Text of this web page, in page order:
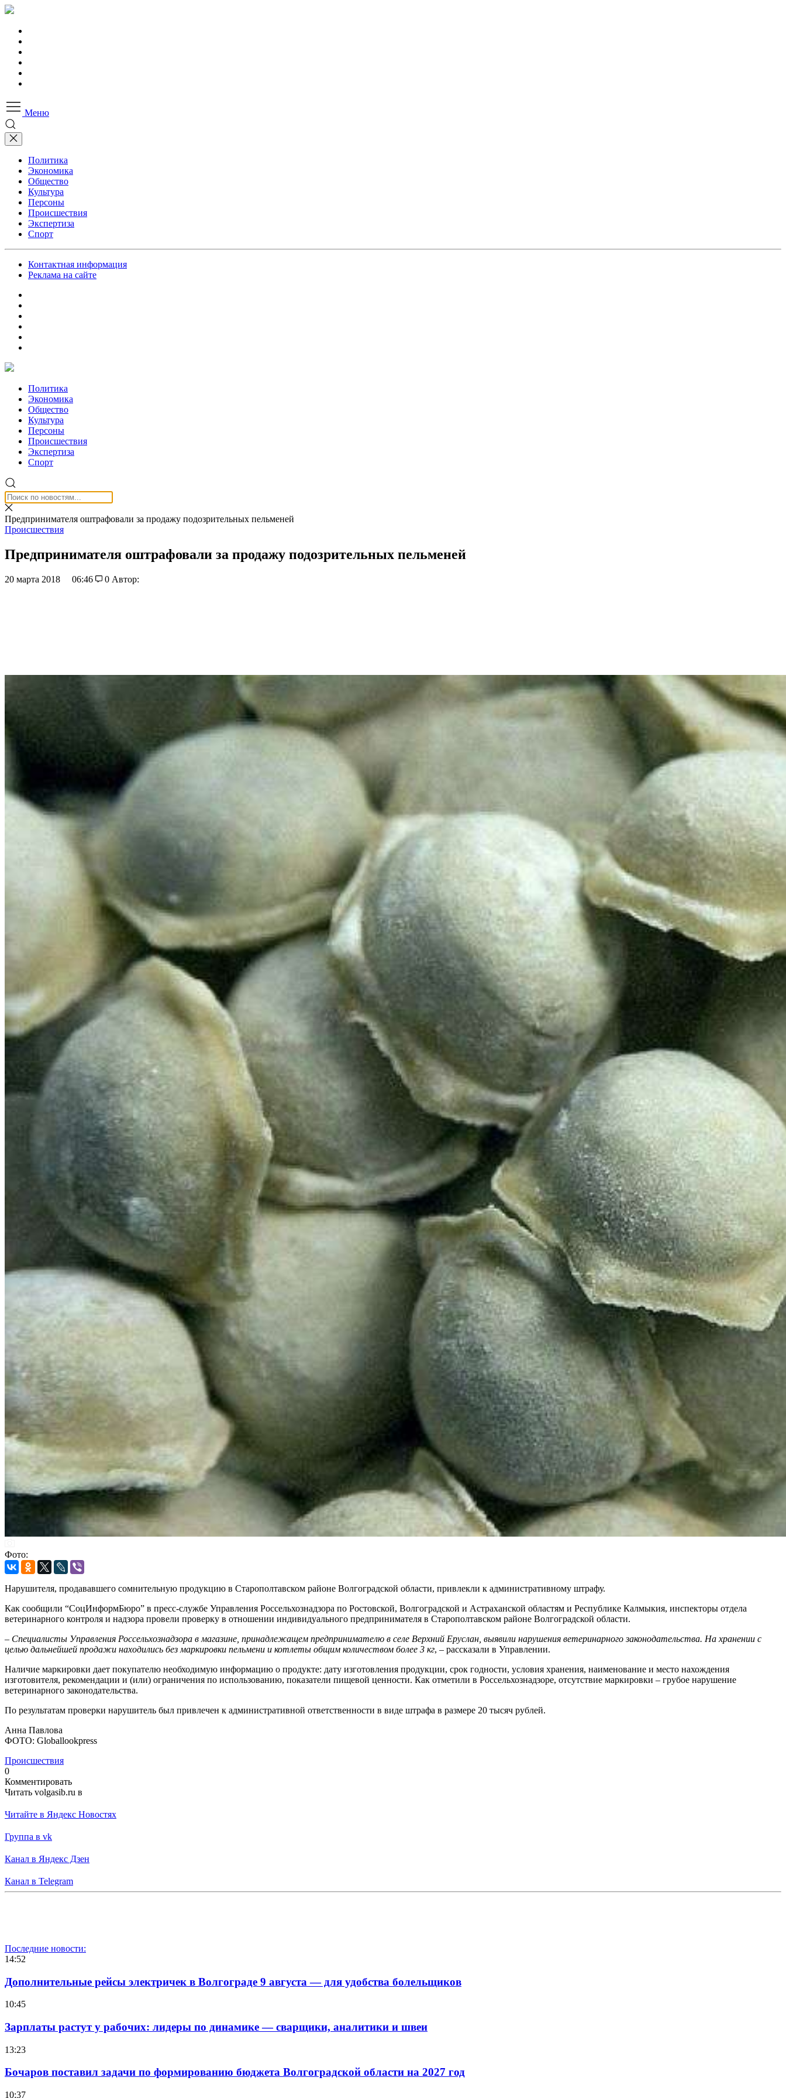
Меню
Политика
Экономика
Общество
Культура
Персоны
Происшествия
Экспертиза
Спорт
Контактная информация
Реклама на сайте
Политика
Экономика
Общество
Культура
Персоны
Происшествия
Экспертиза
Спорт
Предпринимателя оштрафовали за продажу подозрительных пельменей
Происшествия
Предпринимателя оштрафовали за продажу подозрительных пельменей
20 марта 2018 06:46 0 Автор:
Фото:
Нарушителя, продававшего сомнительную продукцию в Старополтавском районе Волгоградской области, привлекли к административному штрафу.
Как сообщили “СоцИнформБюро” в пресс-службе Управления Россельхознадзора по Ростовской, Волгоградской и Астраханской областям и Республике Калмыкия, инспекторы отдела
ветеринарного контроля и надзора провели проверку в отношении индивидуального предпринимателя в Старополтавском районе Волгоградской области.
– Специалисты Управления Россельхознадзора в магазине, принадлежащем предпринимателю в селе Верхний Еруслан, выявили нарушения ветеринарного законодательства. На хранении с
целью дальнейшей продажи находились без маркировки пельмени и котлеты общим количеством более 3 кг, – рассказали в Управлении.
Наличие маркировки дает покупателю необходимую информацию о продукте: дату изготовления продукции, срок годности, условия хранения, наименование и место нахождения
изготовителя, рекомендации и (или) ограничения по использованию, показатели пищевой ценности. Как отметили в Россельхознадзоре, отсутствие маркировки – грубое нарушение
ветеринарного законодательства.
По результатам проверки нарушитель был привлечен к административной ответственности в виде штрафа в размере 20 тысяч рублей.
Анна Павлова
ФОТО: Globallookpress
Происшествия
0
Комментировать
Читать volgasib.ru в
Читайте в Яндекс Новостях
Группа в vk
Канал в Яндекс Дзен
Канал в Telegram
Последние новости:
14:52
Дополнительные рейсы электричек в Волгограде 9 августа — для удобства болельщиков
10:45
Зарплаты растут у рабочих: лидеры по динамике — сварщики, аналитики и швеи
13:23
Бочаров поставил задачи по формированию бюджета Волгоградской области на 2027 год
10:37